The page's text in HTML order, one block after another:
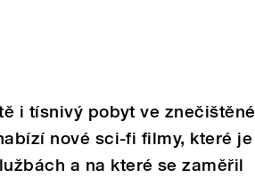
i tísnivý pobyt ve znečištěné
nové sci-fi filmy, které je
a na které se zaměřil